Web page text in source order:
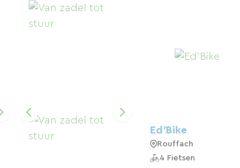
Ed'Bike
Rouffach
4 Fietsen